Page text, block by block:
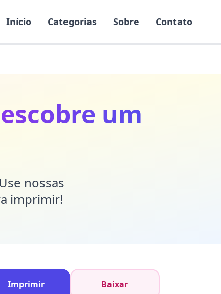
Início Categorias Sobre Contato
um
nossas
imprimir!
Imprimir Baixar